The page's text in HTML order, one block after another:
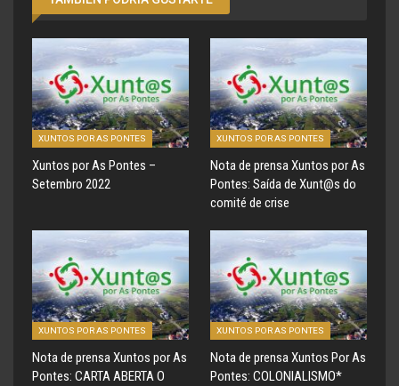
XUNTOS POR AS PONTES
Xuntos por As Pontes –
Setembro 2022
XUNTOS POR AS PONTES
Nota de prensa Xuntos por As
Pontes: Saída de Xunt@s do
comité de crise
XUNTOS POR AS PONTES
Nota de prensa Xuntos por As
Pontes: CARTA ABERTA O
XUNTOS POR AS PONTES
Nota de prensa Xuntos Por As
Pontes: COLONIALISMO*